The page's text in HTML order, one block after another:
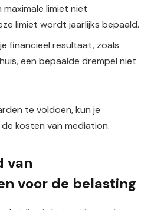
maximale limiet niet
limiet wordt jaarlijks bepaald.
financieel resultaat, zoals
een bepaalde drempel niet
te voldoen, kun je
kosten van mediation.
van
voor de belasting